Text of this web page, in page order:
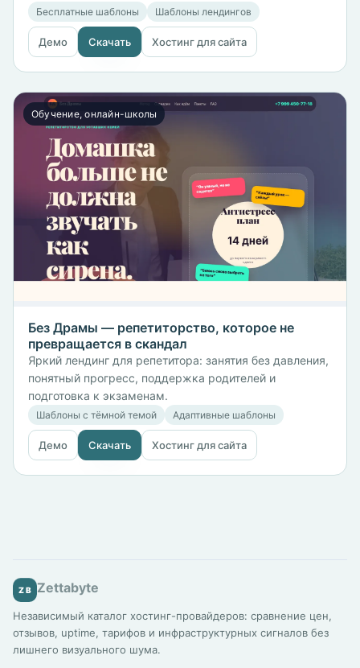
Бесплатные шаблоны Шаблоны лендингов
Демо Скачать Хостинг для сайта
Обучение, онлайн-школы
Без Драмы — репетиторство, которое не
превращается в скандал
Яркий лендинг для репетитора: занятия без давления,
понятный прогресс, поддержка родителей и
подготовка к экзаменам.
Шаблоны с тёмной темой Адаптивные шаблоны
Демо Скачать Хостинг для сайта
ZB Zettabyte
Независимый каталог хостинг-провайдеров: сравнение цен,
отзывов, uptime, тарифов и инфраструктурных сигналов без
лишнего визуального шума.